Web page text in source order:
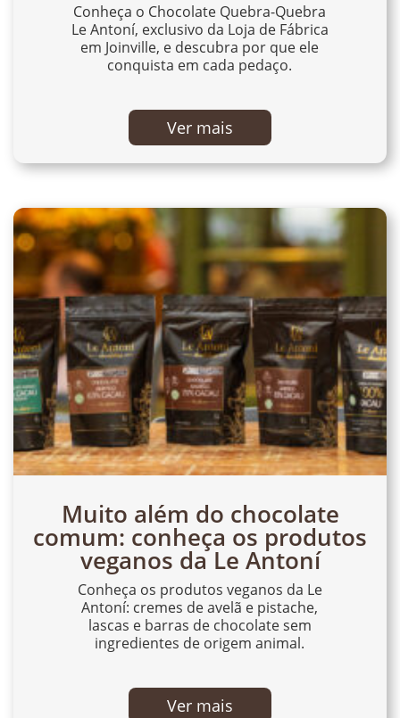
Conheça o Chocolate Quebra-Quebra
Le Antoní, exclusivo da Loja de Fábrica
em Joinville, e descubra por que ele
conquista em cada pedaço.
Ver mais
Muito além do chocolate
comum: conheça os produtos
veganos da Le Antoní
Conheça os produtos veganos da Le
Antoní: cremes de avelã e pistache,
lascas e barras de chocolate sem
ingredientes de origem animal.
Ver mais